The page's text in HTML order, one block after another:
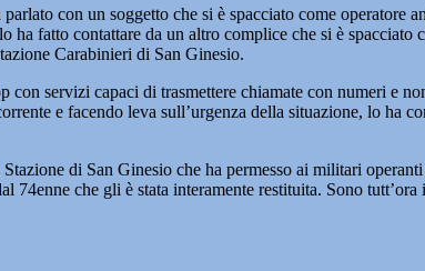
con un soggetto che si è spacciato come operatore
fatto contattare da un altro complice che si è spacciato
Carabinieri di San Ginesio.
servizi capaci di trasmettere chiamate con numeri e
e facendo leva sull’urgenza della situazione, lo ha
di San Ginesio che ha permesso ai militari
74enne che gli è stata interamente restituita. Sono